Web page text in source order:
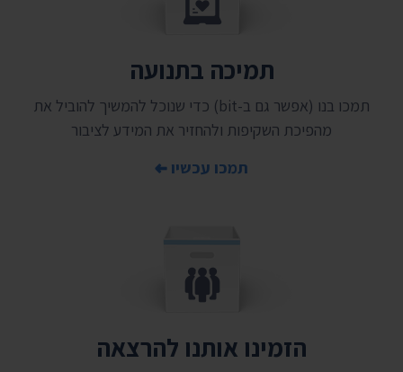
תמיכה בתנועה
תמכו בנו (אפשר גם ב-bit) כדי שנוכל להמשיך להוביל את
מהפיכת השקיפות ולהחזיר את המידע לציבור
תמכו עכשיו
הזמינו אותנו להרצאה